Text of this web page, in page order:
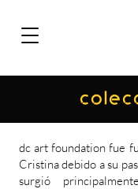
dc art foundation fue
Cristina debido a su
surgió